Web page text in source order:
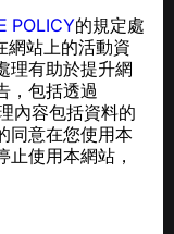
POLICY的規定處
網站上的活動資
理有助於提升網
，包括透過
內容包括資料的
同意在您使用本
使用本網站，